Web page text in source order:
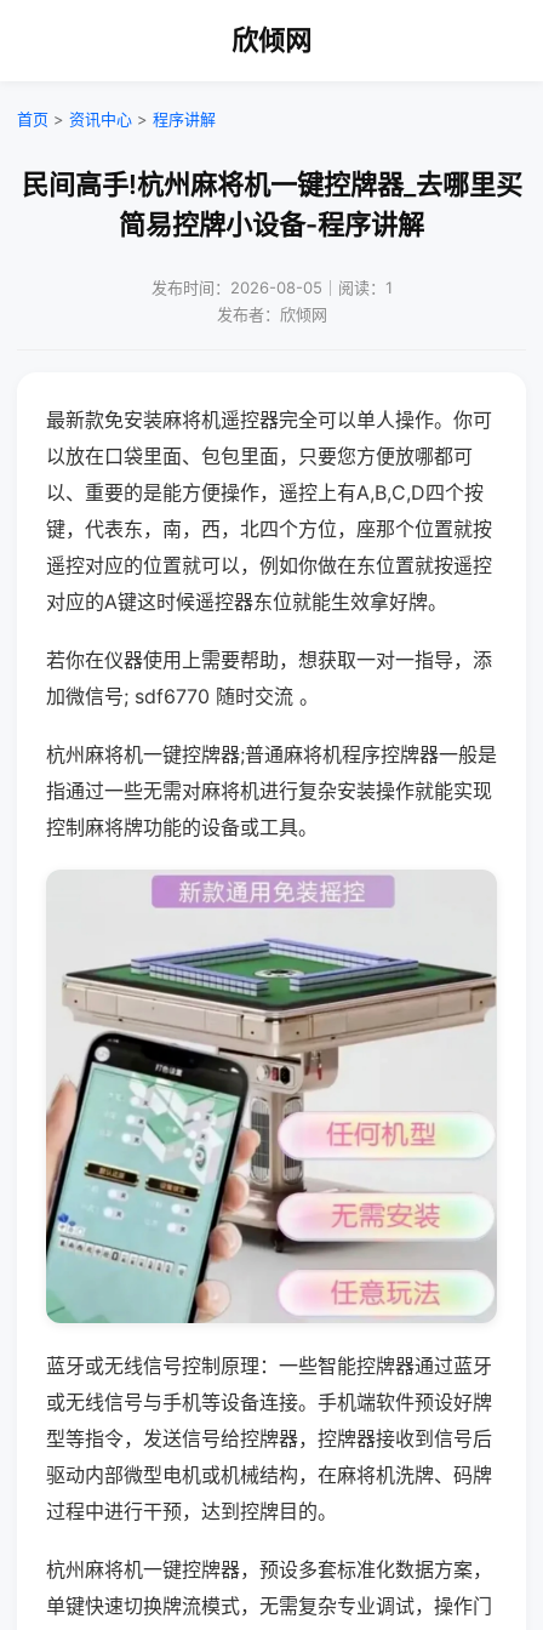
欣倾网
首页 > 资讯中心 > 程序讲解
民间高手!杭州麻将机一键控牌器_去哪里买
简易控牌小设备-程序讲解
发布时间：2026-08-05｜阅读：1
发布者：欣倾网
最新款免安装麻将机遥控器完全可以单人操作。你可
以放在口袋里面、包包里面，只要您方便放哪都可
以、重要的是能方便操作，遥控上有A,B,C,D四个按
键，代表东，南，西，北四个方位，座那个位置就按
遥控对应的位置就可以，例如你做在东位置就按遥控
对应的A键这时候遥控器东位就能生效拿好牌。
若你在仪器使用上需要帮助，想获取一对一指导，添
加微信号; sdf6770 随时交流 。
杭州麻将机一键控牌器;普通麻将机程序控牌器一般是
指通过一些无需对麻将机进行复杂安装操作就能实现
控制麻将牌功能的设备或工具。
蓝牙或无线信号控制原理：一些智能控牌器通过蓝牙
或无线信号与手机等设备连接。手机端软件预设好牌
型等指令，发送信号给控牌器，控牌器接收到信号后
驱动内部微型电机或机械结构，在麻将机洗牌、码牌
过程中进行干预，达到控牌目的。
杭州麻将机一键控牌器，预设多套标准化数据方案，
单键快速切换牌流模式，无需复杂专业调试，操作门